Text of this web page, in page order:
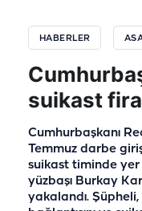
HABERLER
suikast
Cumhurbaşkanı
Temmuz darbe
suikast timinde yer
yüzbaşı Burkay
yakalandı.